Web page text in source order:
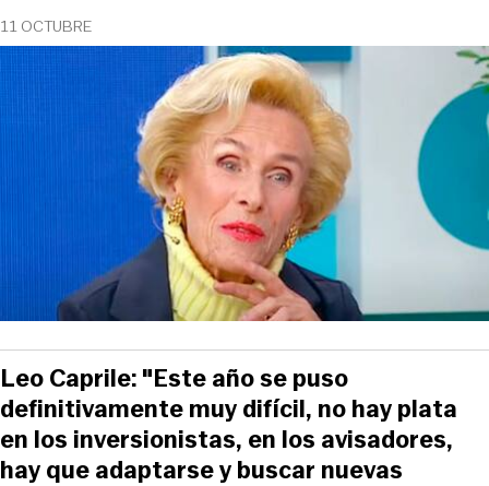
11 OCTUBRE
Leo Caprile: "Este año se puso
definitivamente muy difícil, no hay plata
en los inversionistas, en los avisadores,
hay que adaptarse y buscar nuevas